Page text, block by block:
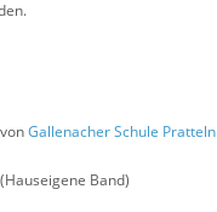
vonGallenacher Schule Pratteln
Band)